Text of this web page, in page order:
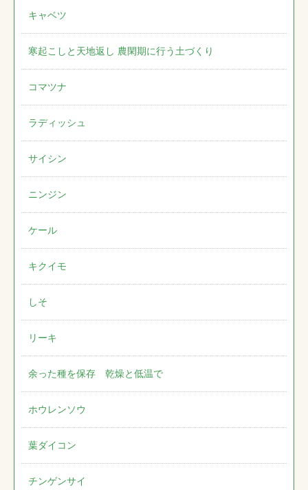
キャベツ
寒起こしと天地返し 農閑期に行う土づくり
コマツナ
ラディッシュ
サイシン
ニンジン
ケール
キクイモ
しそ
リーキ
余った種を保存 乾燥と低温で
ホウレンソウ
葉ダイコン
チンゲンサイ